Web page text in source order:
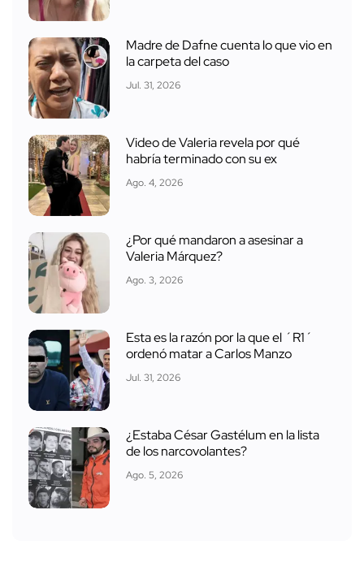
Madre de Dafne cuenta lo que vio en
la carpeta del caso
Jul. 31, 2026
Video de Valeria revela por qué
habría terminado con su ex
Ago. 4, 2026
¿Por qué mandaron a asesinar a
Valeria Márquez?
Ago. 3, 2026
Esta es la razón por la que el ´R1´
ordenó matar a Carlos Manzo
Jul. 31, 2026
¿Estaba César Gastélum en la lista
de los narcovolantes?
Ago. 5, 2026